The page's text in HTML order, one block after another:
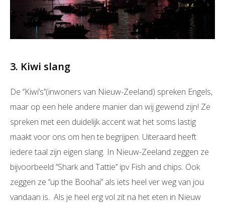
3. Kiwi slang
De ‘’Kiwi’s’’(inwoners van Nieuw-Zeeland) spreken Engels,
maar op een hele andere manier dan wij gewend zijn! Ze
spreken met een duidelijk accent wat het soms lastig
maakt voor ons om hen te begrijpen. Uiteraard heeft
iedere taal zijn eigen slang. In Nieuw-Zeeland zeggen ze
bijvoorbeeld ‘’Shark and Tattie’’ ipv Fish and chips. Ook
zeggen ze ‘’up the Boohai’’ als iets heel ver weg van jou
vandaan is. Als je heel erg vol zit na het eten in Nieuw